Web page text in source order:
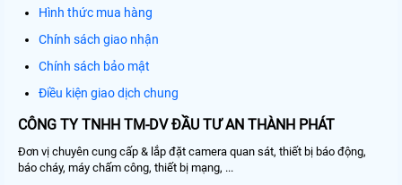
Hình thức mua hàng
Chính sách giao nhận
Chính sách bảo mật
Điều kiện giao dịch chung
CÔNG TY TNHH TM-DV ĐẦU TƯ AN THÀNH PHÁT
Đơn vị chuyên cung cấp & lắp đặt camera quan sát, thiết bị báo động,
báo cháy, máy chấm công, thiết bị mạng, ...